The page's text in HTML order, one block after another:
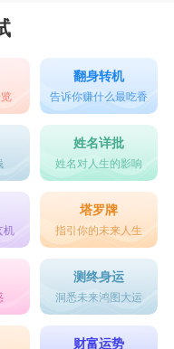
出了任何抵触和不
友对自己有任何事
人的一切事情，从
情、交往对象到如
道，自己深爱的女
会认为对方有“想夺
般的重。通常表现
翻身转机
告诉你赚什么最吃香
姓名详批
姓名对人生的影响
机
塔罗牌
指引你的未来人生
测终身运
洞悉未来鸿图大运
财富运势